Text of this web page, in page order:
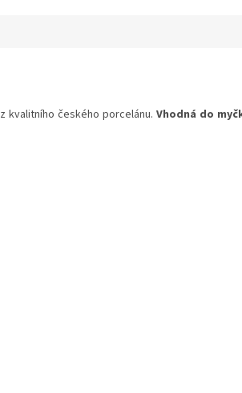
z kvalitního českého porcelánu. Vhodná do